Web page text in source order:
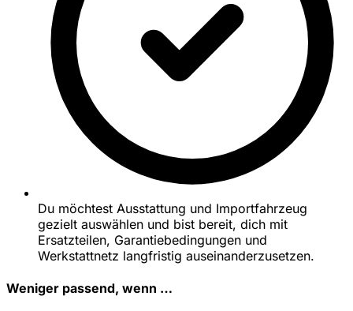
Du möchtest Ausstattung und Importfahrzeug
gezielt auswählen und bist bereit, dich mit
Ersatzteilen, Garantiebedingungen und
Werkstattnetz langfristig auseinanderzusetzen.
Weniger passend, wenn …